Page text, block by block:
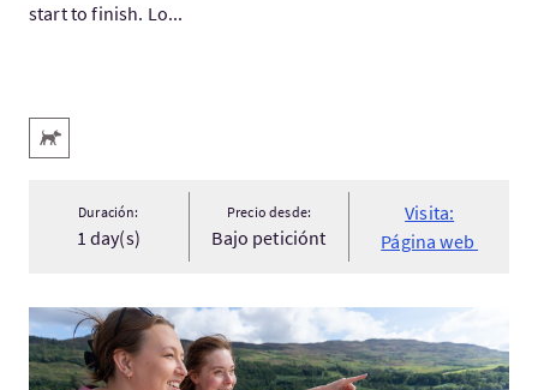
start to finish. Lo...
Servicios destacados
Acepta animales
Duración:
1 day(s)
Precio desde:
Bajo peticiónt
Visita:
Página web
Visita:1 Day Loch Ness Explorer